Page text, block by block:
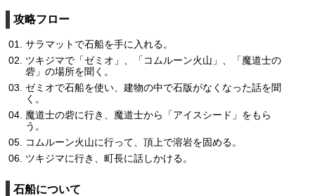
攻略フロー
サラマットで石船を手に入れる。
ツキジマで「ゼミオ」、「コムルーン火山」、「魔道士の
砦」の場所を聞く。
ゼミオで石船を使い、建物の中で石版がなくなった話を聞
く。
魔道士の砦に行き、魔道士から「アイスシード」をもら
う。
コムルーン火山に行って、頂上で溶岩を固める。
ツキジマに行き、町長に話しかける。
石船について